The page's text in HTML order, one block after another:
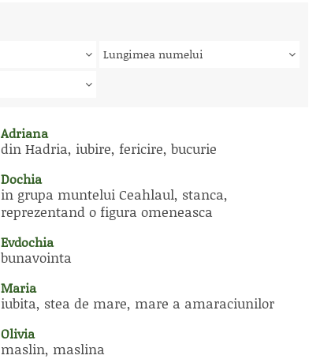
Lungimea numelui
Adriana
din Hadria, iubire, fericire, bucurie
Dochia
in grupa muntelui Ceahlaul, stanca,
reprezentand o figura omeneasca
Evdochia
bunavointa
Maria
iubita, stea de mare, mare a amaraciunilor
Olivia
maslin, maslina